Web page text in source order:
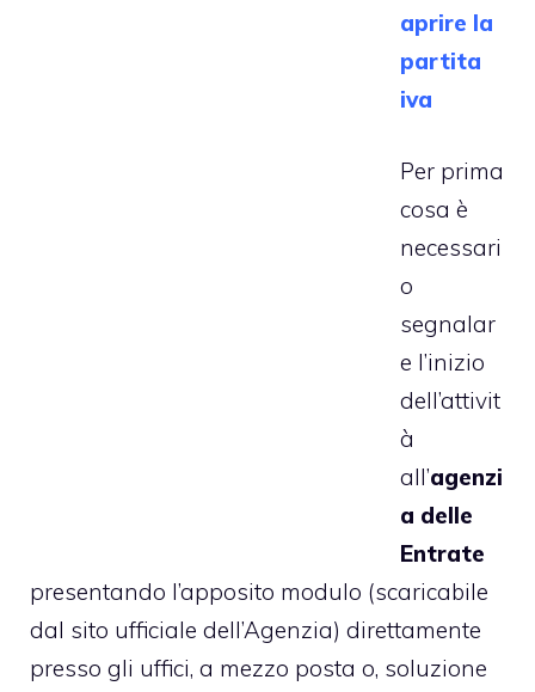
aprire la
partita
iva
Per prima
cosa è
necessari
o
segnalar
e l’inizio
dell’attivit
à
all’agenzi
a delle
Entrate
presentando l’apposito modulo (scaricabile
dal sito ufficiale dell’Agenzia) direttamente
presso gli uffici, a mezzo posta o, soluzione